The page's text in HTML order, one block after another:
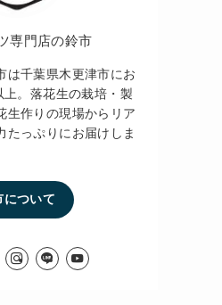
専門店の鈴市
は千葉県木更津市にお
。落花生の栽培・製
生作りの現場からリア
たっぷりにお届けしま
について